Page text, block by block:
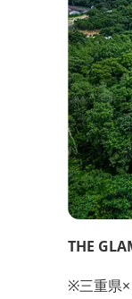
THE
※三重県×